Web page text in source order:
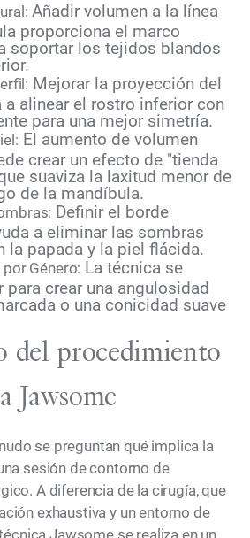
Añadir volumen a la línea
proporciona el marco
soportar los tejidos blandos
Mejorar la proyección del
a alinear el rostro inferior con
para una mejor simetría.
El aumento de volumen
crear un efecto de "tienda
suaviza la laxitud menor de
de la mandíbula.
Definir el borde
a eliminar las sombras
la papada y la piel flácida.
Género: La técnica se
para crear una angulosidad
o una conicidad suave
del procedimiento
Jawsome
se preguntan qué implica la
sesión de contorno de
A diferencia de la cirugía, que
exhaustiva y un entorno de